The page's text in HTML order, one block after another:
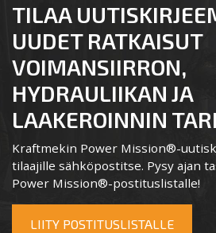
TILAA
UUDET RATKAISUT
VOIMANSIIRRON,
HYDRAULIIKAN JA
LAAKEROINNIN
Kraftmekin Power Mission®-
tilaajille sähköpostitse. Pysy ajan
Power Mission®-postituslistalle!
LIITY POSTITUSLISTALLE